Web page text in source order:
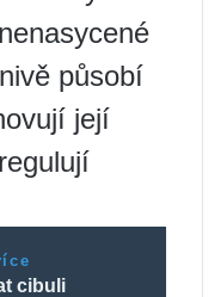
působí
její
cibuli